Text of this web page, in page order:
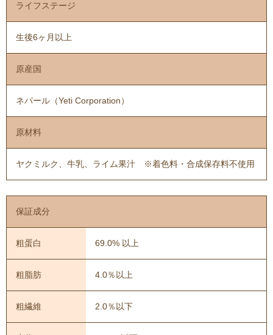
ライフステージ
生後6ヶ月以上
原産国
ネパール（Yeti Corporation）
原材料
ヤクミルク、牛乳、ライム果汁 ※着色料・合成保存料不使用
保証成分
粗蛋白 69.0% 以上
粗脂肪 4.0％以上
粗繊維 2.0％以下